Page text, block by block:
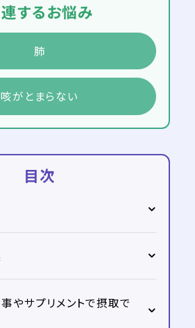
するお悩み
肺
咳がとまらない
目次
やサプリメントで摂取で